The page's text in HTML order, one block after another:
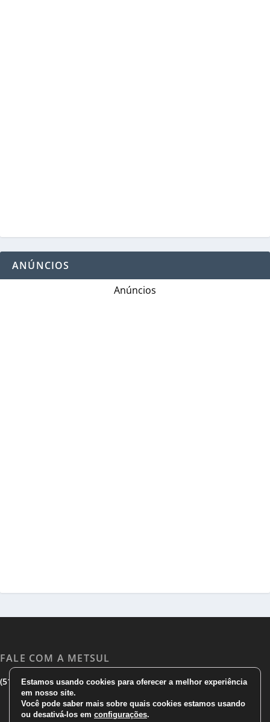
ANÚNCIOS
Anúncios
FALE COM A METSUL
(51) 3533 1983|(51)3785 7752| comercial@metsul.com
Estamos usando cookies para oferecer a melhor experiência
em nosso site.
Você pode saber mais sobre quais cookies estamos usando
ou desativá-los em configurações.